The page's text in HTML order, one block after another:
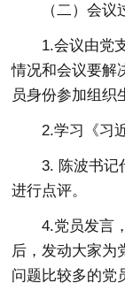
（二）会议
1.会议由党
情况和会议要解
员身份参加组织
2.学习《习
3. 陈波书记
进行点评。
4.党员发言
后，发动大家为
问题比较多的党